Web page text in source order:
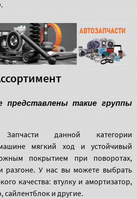
представлены такие группы
данной категории
мягкий ход и устойчивый
покрытием при поворотах,
разгоне. У нас вы можете выбрать
качества: втулку и амортизатор,
и другие.